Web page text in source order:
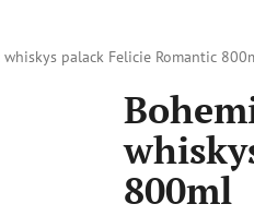
palack Felicie Romantic
800ml